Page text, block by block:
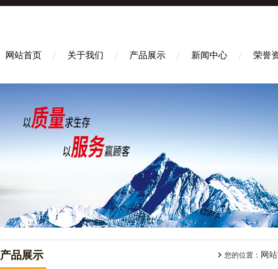
网站首页 关于我们 产品展示 新闻中心 荣誉
产品展示 您的位置： 网